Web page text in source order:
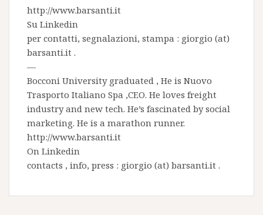
http://www.barsanti.it
Su Linkedin
per contatti, segnalazioni, stampa : giorgio (at)
barsanti.it .
—
Bocconi University graduated , He is Nuovo
Trasporto Italiano Spa ,CEO. He loves freight
industry and new tech. He’s fascinated by social
marketing. He is a marathon runner.
http://www.barsanti.it
On Linkedin
contacts , info, press : giorgio (at) barsanti.it .